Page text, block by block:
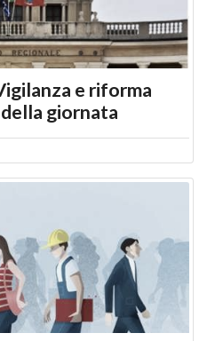
e riforma
giornata